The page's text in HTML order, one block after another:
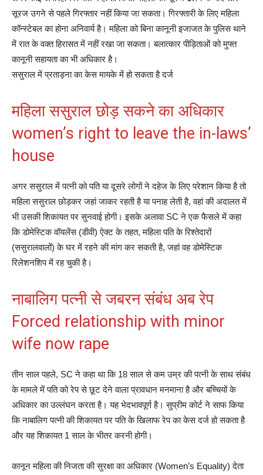
सूरज उगने से पहले गिरफ्तार नहीं किया जा सकता। गिरफ्तारी के लिए महिला
कॉन्‍स्‍टेबल का होना अनिवार्य है। महिला को बिना कानूनी इजाजत के पुलिस थाने
में रात के वक्‍त हिरासत में नहीं रखा जा सकता। बलात्‍कार पीड़‍िताओं को मुफ्त
कानूनी सहायता का भी अधिकार है।
ससुराल में प्रताड़ना का केस मायके में हो सकता है दर्ज
महिला ससुराल छोड़ सकने का अधिकार
women’s right to leave the in-laws’
house
अगर ससुराल में पत्नी को पति या दूसरे लोगों ने दहेज के लिए परेशान किया है तो
महिला ससुराल छोड़कर जहां जाकर रहती है या पनाह लेती है, वहां की अदालत में
भी उसकी शिकायत पर सुनवाई होगी। इसके अलावा SC ने एक फैसले में कहा
कि डोमेस्टिक वॉयलेंस (डीवी) ऐक्ट के तहत, महिला पति के रिश्तेदारों
(ससुरालवालों) के घर में रहने की मांग कर सकती है, जहां वह डोमेस्टिक
रिलेशनशिप में रह चुकी है।
नाबालिग पत्नी से जबरन संबंध अब रेप
Forced relationship with minor
wife now rape
तीन साल पहले, SC ने कहा था कि 18 साल से कम उम्र की पत्नी के साथ संबंध
के मामले में पति को रेप से छूट देने वाला प्रावधान मनमाना है और बच्चियों के
अधिकार का उल्लंघन करता है। यह भेदभावपूर्ण है। सुप्रीम कोर्ट ने साफ किया
कि नाबालिग पत्नी की शिकायत पर पति के खिलाफ रेप का केस दर्ज हो सकता है
और यह शिकायत 1 साल के भीतर करनी होगी।
कानून महिला की निजता की सुरक्षा का अधिकार (Women’s Equality) देता